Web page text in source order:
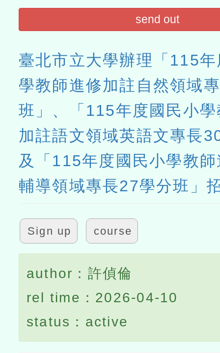
send out
臺北市立大學辦理「115
學教師進修加註自然領域
班」、「115年度國民小
加註語文領域英語文專長
及「115年度國民小學教
輔導領域專長27學分班」
Sign up course
author：許偵倫
rel time：2026-04-10
status：active